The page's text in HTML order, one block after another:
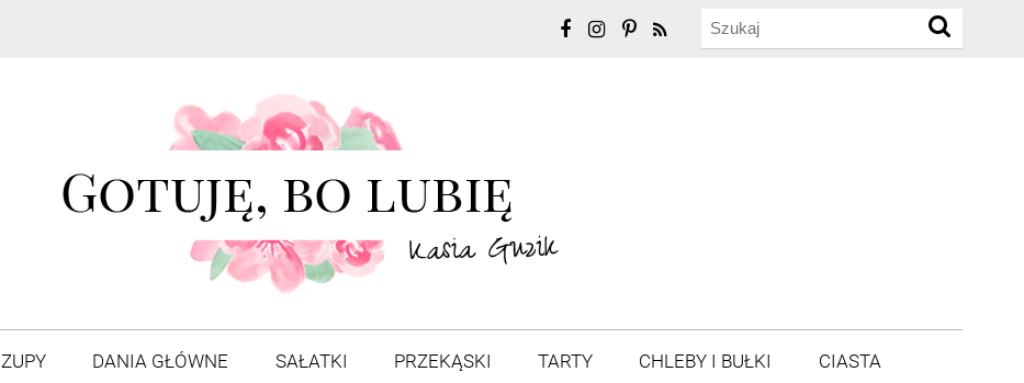
ZUPY DANIA GŁÓWNE SAŁATKI PRZEKĄSKI TARTY CHLEBY I BUŁKI
CIASTA